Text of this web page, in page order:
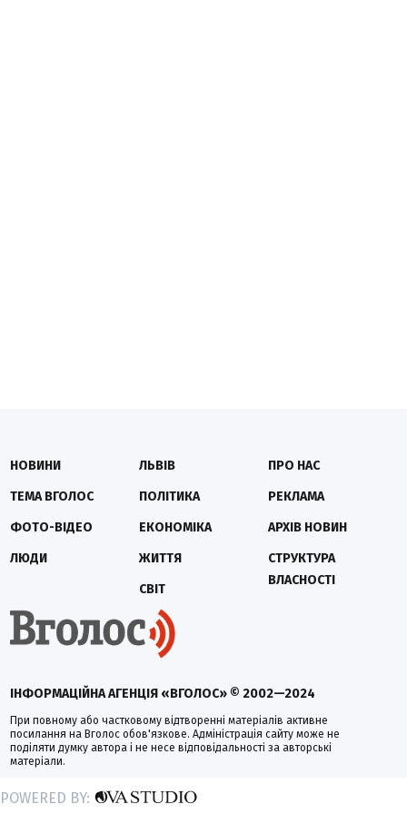
ІНФОРМАЦІЙНА АГЕНЦІЯ «ВГОЛОС» © 2002—2024
При повному або частковому відтворенні матеріалів активне
посилання на Вголос обов'язкове. Адміністрація сайту може не
поділяти думку автора і не несе відповідальності за авторські
матеріали.
НОВИНИ
ТЕМА ВГОЛОС
ФОТО-ВІДЕО
ЛЮДИ
ЛЬВІВ
ПОЛІТИКА
ЕКОНОМІКА
ЖИТТЯ
СВІТ
ПРО НАС
РЕКЛАМА
АРХІВ НОВИН
СТРУКТУРА
ВЛАСНОСТІ
POWERED BY: